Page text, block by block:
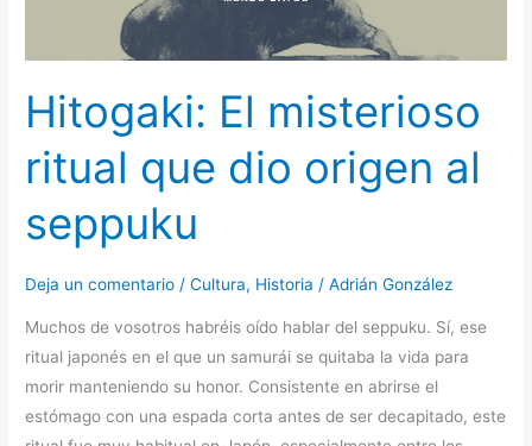
Hitogaki: El misterioso
ritual que dio origen al
seppuku
Deja un comentario /Cultura, Historia /Adrián González
Muchos de vosotros habréis oído hablar del seppuku. Sí, ese
ritual japonés en el que un samurái se quitaba la vida para
morir manteniendo su honor. Consistente en abrirse el
estómago con una espada corta antes de ser decapitado, este